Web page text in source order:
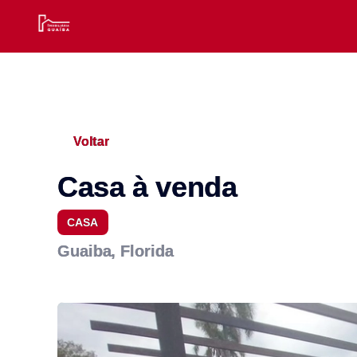
Voltar
Casa à venda
CASA
Guaiba, Florida